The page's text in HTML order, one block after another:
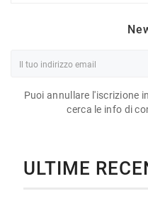
Puoi annullare l'iscrizione
cerca le info di
ULTIME